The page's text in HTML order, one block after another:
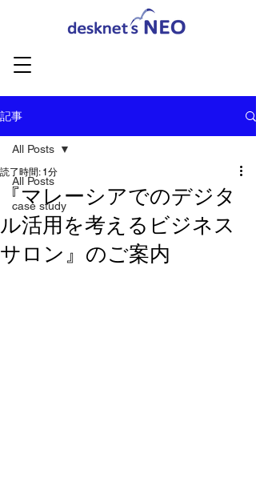
記事
All Posts
case study
All Posts
『マレーシアでのデジタ
ル活用を考えるビジネス
サロン』のご案内
読了時間: 1分